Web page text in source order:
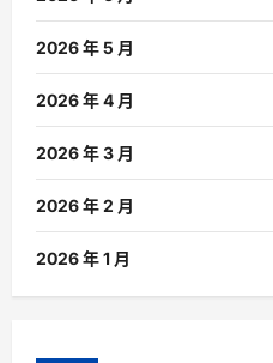
2026 年 5 月
2026 年 4 月
2026 年 3 月
2026 年 2 月
2026 年 1 月